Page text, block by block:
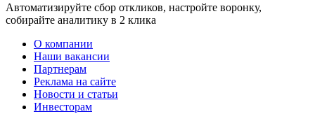
Автоматизируйте сбор откликов, настройте воронку,
собирайте аналитику в 2 клика
О компании
Наши вакансии
Партнерам
Реклама на сайте
Новости и статьи
Инвесторам